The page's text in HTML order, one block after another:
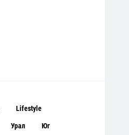
Lifestyle
Урал Юг